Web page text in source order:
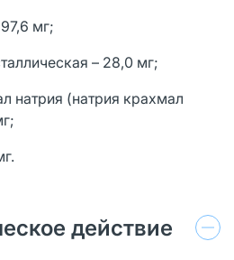
мг;
– 28,0 мг;
натрия (натрия крахмал
действие